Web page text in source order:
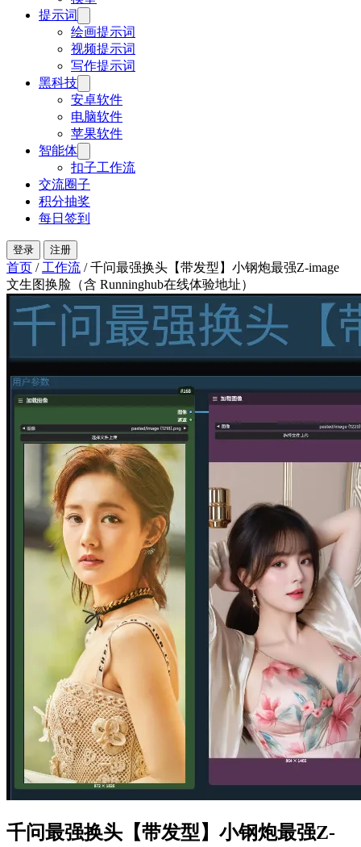
提示词
绘画提示词
视频提示词
写作提示词
黑科技
安卓软件
电脑软件
苹果软件
智能体
扣子工作流
交流圈子
积分抽奖
每日签到
登录 注册
首页 / 工作流 / 千问最强换头【带发型】小钢炮最强Z-image
文生图换脸（含 Runninghub在线体验地址）
千问最强换头【带发型】小钢炮最强Z-